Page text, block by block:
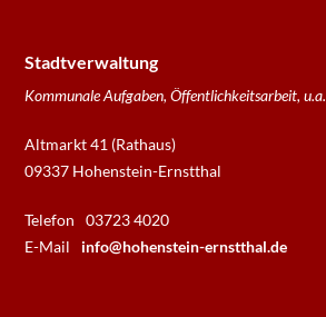
Stadtverwaltung
Kommunale Aufgaben, Öffentlichkeitsarbeit, u.a.
Altmarkt 41 (Rathaus)
09337 Hohenstein-Ernstthal
Telefon
03723 4020
E-Mail
info@hohenstein-ernstthal.de